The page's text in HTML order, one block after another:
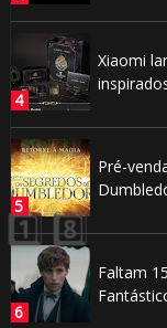
Xiaomi
Pré-
Faltam
⚡